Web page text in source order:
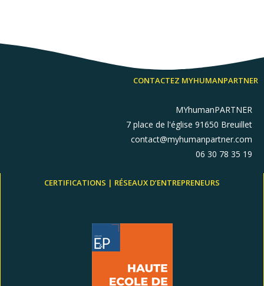
CONTACTEZ MYHUMANPARTNER
MYhumanPARTNER
7 place de l'église 91650 Breuillet
contact@myhumanpartner.com
06 30 78 35 19
CERTIFICATIONS | RÉSEAUX D’ENTREPRENEURS